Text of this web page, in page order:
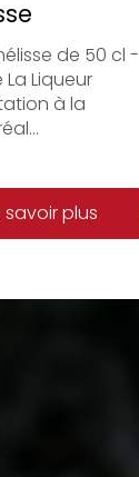
de 50 cl -
Liqueur
à la
savoir plus